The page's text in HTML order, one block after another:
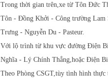
Trong thời gian trên,xe từ Tôn Đức
Tôn - Đồng Khởi - Công trường
Trưng - Nguyễn Du - Pasteur.
Với lộ trình từ khu vực đường Điện
Nghĩa - Lý Chính Thắng,hoặc Điện
Theo Phòng CSGT,tùy tình hình